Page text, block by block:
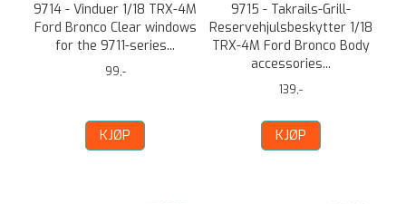
9714 - Vinduer 1/18 TRX-4M
Ford Bronco Clear windows
for the 9711-series...
99,-
KJØP
9715 - Takrails-Grill-
Reservehjulsbeskytter 1/18
TRX-4M Ford Bronco Body
accessories...
139,-
KJØP